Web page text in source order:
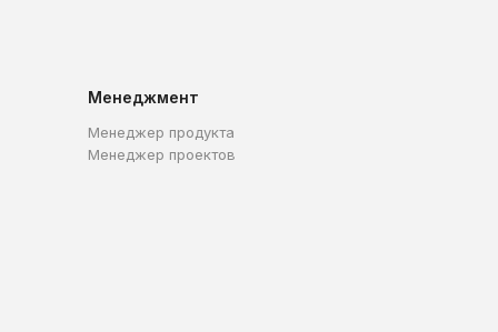
Менеджмент
Менеджер продукта
Менеджер проектов